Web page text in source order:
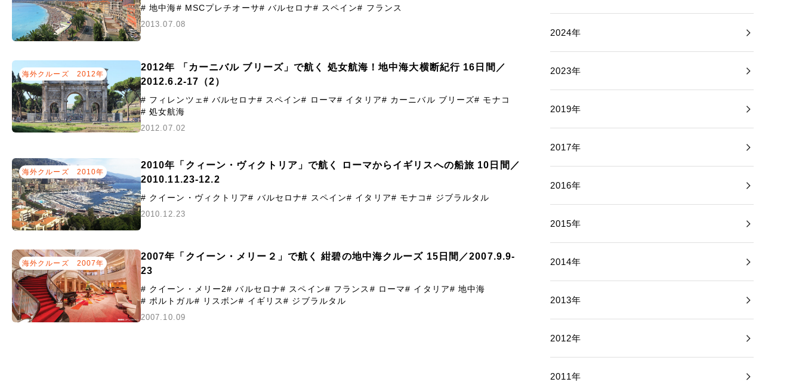
# 地中海# MSCプレチオーサ# バルセロナ# スペイン# フランス
2013.07.08
海外クルーズ 2012年
2012年 「カーニバル ブリーズ」で航く 処女航海！地中海大横断紀行 16日間／
2012.6.2-17（2）
# フィレンツェ # バルセロナ# スペイン# ローマ# イタリア# カーニバル ブリーズ# モナコ
# 処女航海
2012.07.02
海外クルーズ 2010年
2010年「クィーン・ヴィクトリア」で航く ローマからイギリスへの船旅 10日間／
2010.11.23-12.2
# クイーン・ヴィクトリア# バルセロナ# スペイン# イタリア# モナコ# ジブラルタル
2010.12.23
海外クルーズ 2007年
2007年「クイーン・メリー２」で航く 紺碧の地中海クルーズ 15日間／2007.9.9-
23
# クイーン・メリー2# バルセロナ# スペイン# フランス # ローマ# イタリア# 地中海
# ポルトガル# リスボン# イギリス# ジブラルタル
2007.10.09
2024年
2023年
2019年
2017年
2016年
2015年
2014年
2013年
2012年
2011年